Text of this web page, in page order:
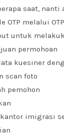
saat, nanti
OTP melalui
untuk
permohoan
kuesiner
scan foto
pemohon
imigrasi